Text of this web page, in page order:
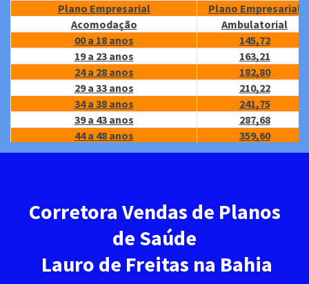
Plano Empresarial
Plano Empresarial
Acomodação
Ambulatorial
00 a 18 anos
145,72
19 a 23 anos
163,21
24 a 28 anos
182,80
29 a 33 anos
210,22
34 a 38 anos
241,75
39 a 43 anos
287,68
44 a 48 anos
359,60
49 a 53 anos
449,50
Corretora Vendas de Planos
de Saúde
Lauro de Freitas na Bahia